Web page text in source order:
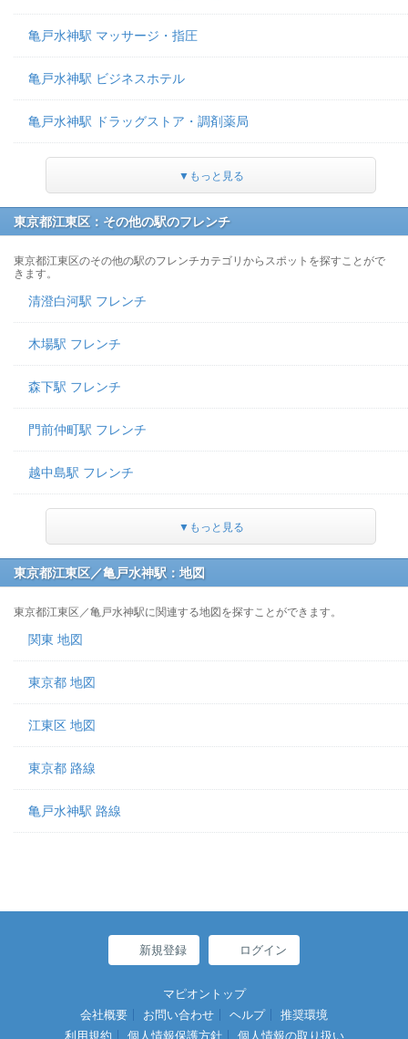
亀戸水神駅 マッサージ・指圧
亀戸水神駅 ビジネスホテル
亀戸水神駅 ドラッグストア・調剤薬局
▼もっと見る
東京都江東区：その他の駅のフレンチ
東京都江東区のその他の駅のフレンチカテゴリからスポットを探すことがで
きます。
清澄白河駅 フレンチ
木場駅 フレンチ
森下駅 フレンチ
門前仲町駅 フレンチ
越中島駅 フレンチ
▼もっと見る
東京都江東区／亀戸水神駅：地図
東京都江東区／亀戸水神駅に関連する地図を探すことができます。
関東 地図
東京都 地図
江東区 地図
東京都 路線
亀戸水神駅 路線
新規登録 ログイン
マピオントップ
会社概要
お問い合わせ ヘルプ
推奨環境
利用規約
個人情報保護方針 個人情報の取り扱い